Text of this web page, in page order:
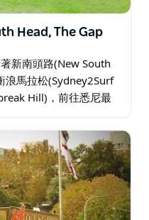
Head, The Gap
新南頭路(New South
浪馬拉松(Sydney2Surf
Hill)，前往悉尼最